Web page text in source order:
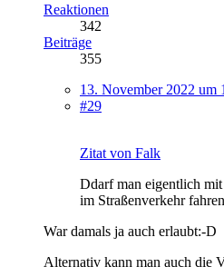
Reaktionen
342
Beiträge
355
13. November 2022 um
#29
Zitat von Falk
Ddarf man eigentlich
im Straßenverkehr
War damals ja auch erlaubt:-D
Alternativ kann man auch die